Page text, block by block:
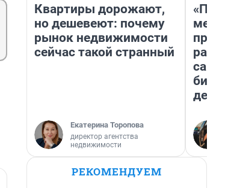
Квартиры дорожают,
но дешевеют: почему
рынок недвижимости
сейчас такой странный
Екатерина Торопова
директор агентства
недвижимости
РЕКОМЕНДУЕМ